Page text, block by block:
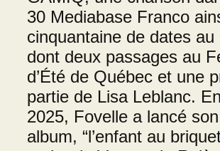
30 Mediabase Franco
cinquantaine de dates au
dont deux passages au
d’Été de Québec et une
partie de Lisa Leblanc.
2025, Fovelle a lancé
album, “l’enfant au